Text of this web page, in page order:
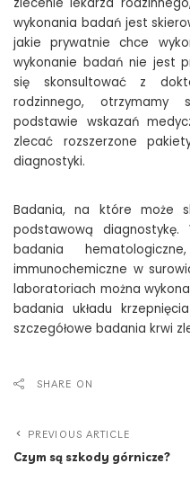
wykonania badań jest
jakie prywatnie chce
wykonanie badań nie jest
się skonsultować z
rodzinnego,
podstawie wskazań
zlecać rozszerzone
diagnostyki.
Badania, na które może
podstawową
badania
immunochemiczne w
laboratoriach można
badania układu
szczegółowe badania krwi
SHARE ON
PREVIOUS ARTICLE
Czym są szkody górnicze?